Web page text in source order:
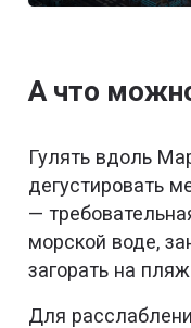
А что
Гулять вдоль
дегустировать
—
морской воде,
загорать на
Для